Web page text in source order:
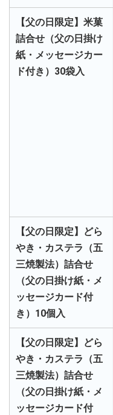
【父の日限定】米菓
詰合せ（父の日掛け
紙・メッセージカー
ド付き）30袋入
【父の日限定】どら
やき・カステラ（五
三焼製法）詰合せ
（父の日掛け紙・メ
ッセージカード付
き）10個入
【父の日限定】どら
やき・カステラ（五
三焼製法）詰合せ
（父の日掛け紙・メ
ッセージカード付